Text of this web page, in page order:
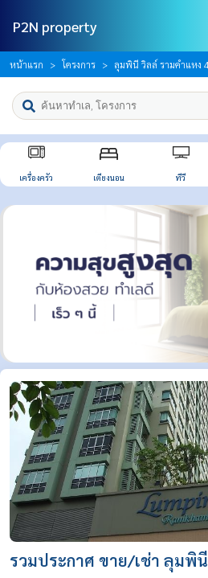
P2N property
หน้าแรก โครงการ ลุมพินี วิลล์ รามคำแหง
เครื่องครัว เตียงนอน ทีวี
รวมประกาศ ขาย/เช่า ลุมพิ